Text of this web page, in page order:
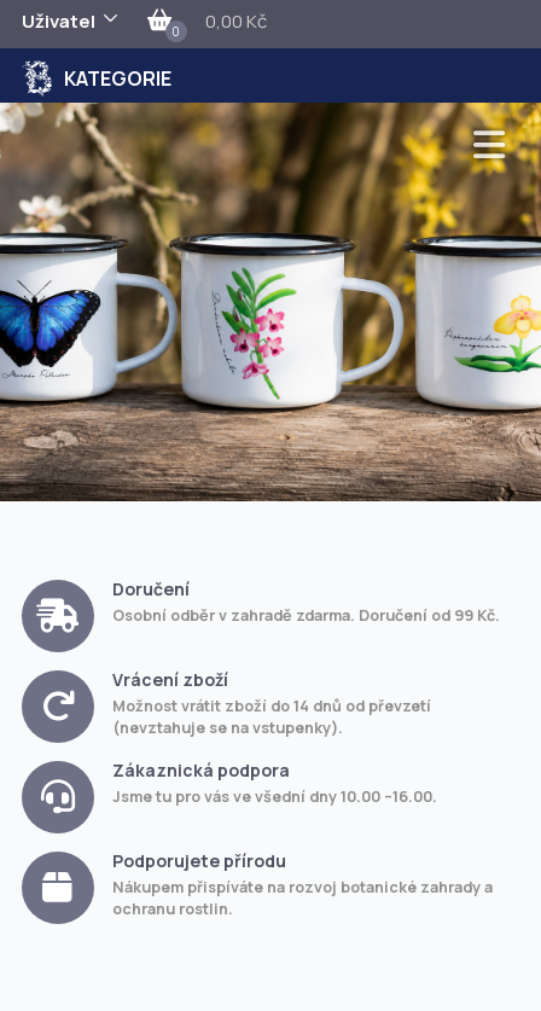
Uživatel 0 0,00 Kč
KATEGORIE
Doručení
Osobní odběr v zahradě zdarma. Doručení od 99 Kč.
Vrácení zboží
Možnost vrátit zboží do 14 dnů od převzetí
(nevztahuje se na vstupenky).
Zákaznická podpora
Jsme tu pro vás ve všední dny 10.00 –16.00.
Podporujete přírodu
Nákupem přispíváte na rozvoj botanické zahrady a
ochranu rostlin.